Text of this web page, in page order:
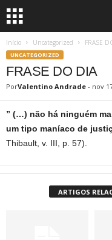
Início Uncategorized FRASE
UNCATEGORIZED
FRASE DO DIA
PorValentino Andrade - nov
” (…) não há ninguém
um tipo maníaco de
Thibault, v. III, p. 57).
ARTIGOS